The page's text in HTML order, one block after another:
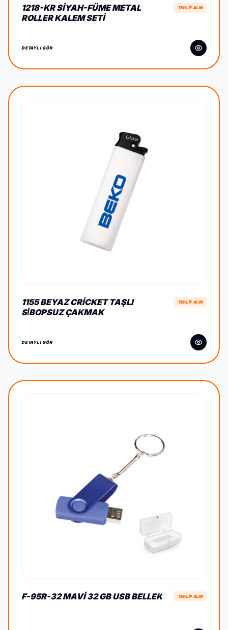
1218-KR SIYAH-FÜME METAL
ROLLER KALEM SETI
TEKLİF ALIN
DETAYLI GÖR
1155 BEYAZ CRICKET TAŞLI
SİBOPSUZ ÇAKMAK
TEKLİF ALIN
DETAYLI GÖR
F-95R-32 MAVI 32 GB USB BELLEK TEKLİF ALIN